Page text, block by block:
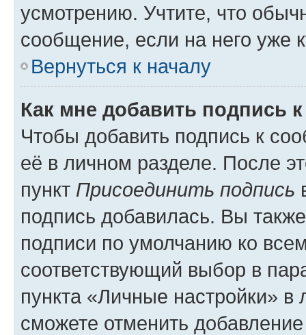
усмотрению. Учтите, что
сообщение, если на него уже
Вернуться к началу
Как мне добавить подпись
Чтобы добавить подпись к
её в личном разделе. После
пункт Присоединить подпись
подпись добавилась. Вы
подписи по умолчанию ко
соответствующий выбор в
пункта «Личные настройки»
сможете отменить